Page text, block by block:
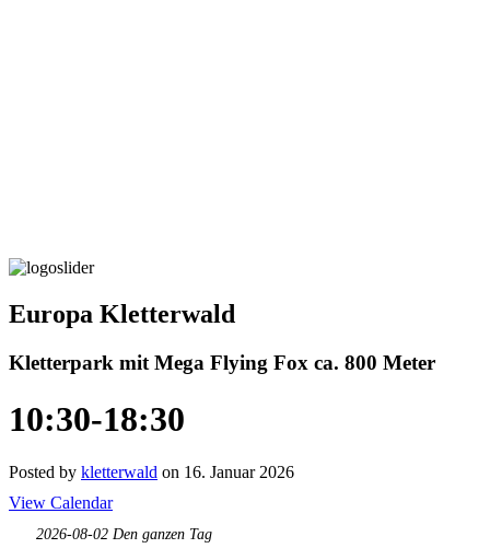
Europa Kletterwald
Kletterpark mit Mega Flying Fox ca. 800 Meter
10:30-18:30
Posted by kletterwald on 16. Januar 2026
View Calendar
2026-08-02 Den ganzen Tag